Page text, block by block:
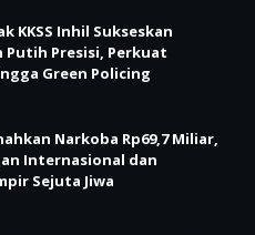
KKSS Inhil Sukseskan
Putih Presisi, Perkuat
Green Policing
Narkoba Rp69,7 Miliar,
Internasional dan
Sejuta Jiwa